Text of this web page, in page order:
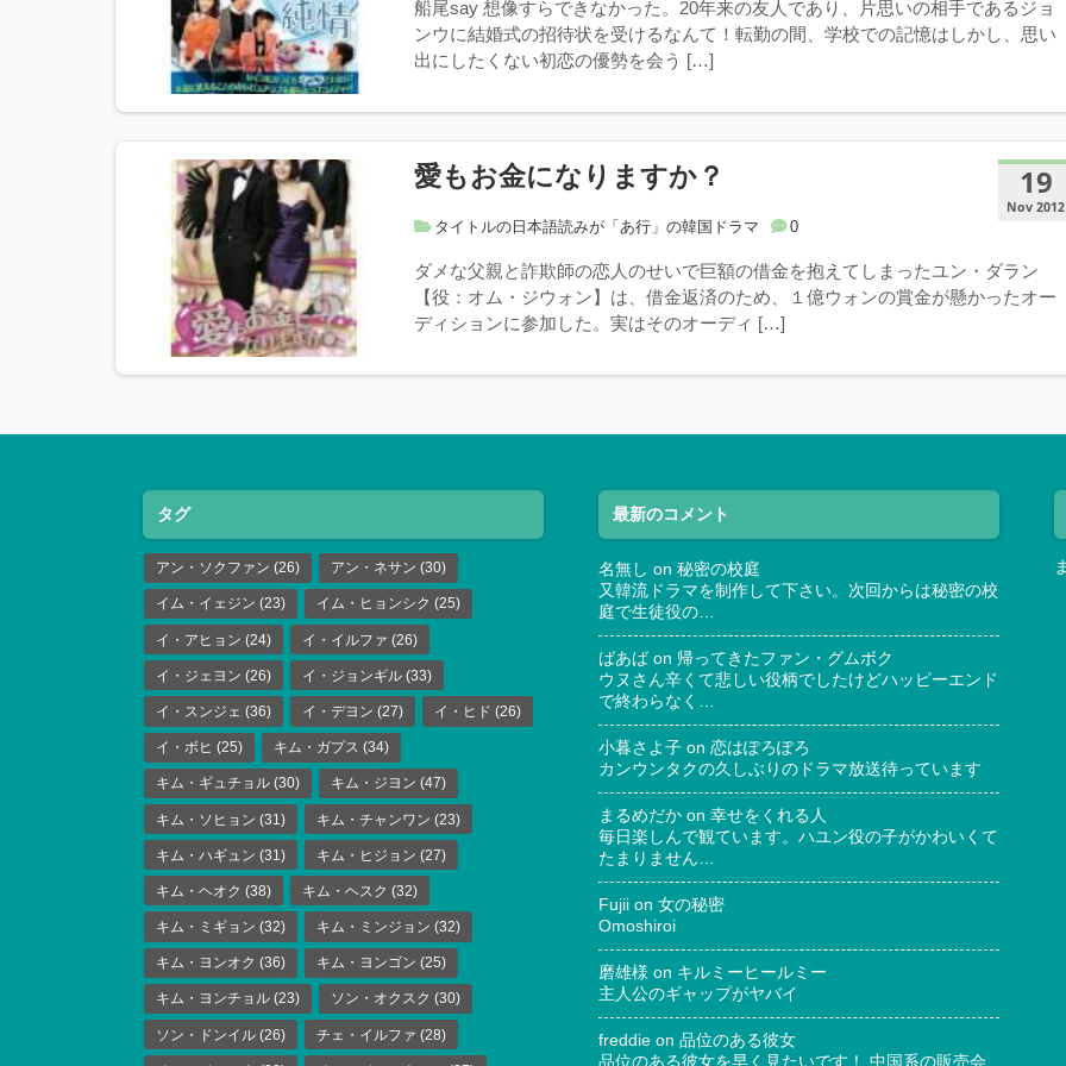
船尾say 想像すらできなかった。20年来の友人であり、片思いの相手であるジョ
ンウに結婚式の招待状を受けるなんて！転勤の間、学校での記憶はしかし、思い
出にしたくない初恋の優勢を会う […]
19
Nov 2012
愛もお金になりますか？
タイトルの日本語読みが「あ行」の韓国ドラマ 0
ダメな父親と詐欺師の恋人のせいで巨額の借金を抱えてしまったユン・ダラン
【役：オム・ジウォン】は、借金返済のため、１億ウォンの賞金が懸かったオー
ディションに参加した。実はそのオーディ […]
タグ
アン・ソクファン (26) アン・ネサン (30)
イム・イェジン (23) イム・ヒョンシク (25)
イ・アヒョン (24) イ・イルファ (26)
イ・ジェヨン (26) イ・ジョンギル (33)
イ・スンジェ (36) イ・デヨン (27) イ・ヒド (26)
イ・ボヒ (25) キム・ガプス (34)
キム・ギュチョル (30) キム・ジヨン (47)
キム・ソヒョン (31) キム・チャンワン (23)
キム・ハギュン (31) キム・ヒジョン (27)
キム・ヘオク (38) キム・ヘスク (32)
キム・ミギョン (32) キム・ミンジョン (32)
キム・ヨンオク (36) キム・ヨンゴン (25)
キム・ヨンチョル (23) ソン・オクスク (30)
ソン・ドンイル (26) チェ・イルファ (28)
最新のコメント
名無し on 秘密の校庭
又韓流ドラマを制作して下さい。次回からは秘密の校
庭で生徒役の…
ばあば on 帰ってきたファン・グムボク
ウヌさん辛くて悲しい役柄でしたけどハッピーエンド
で終わらなく…
小暮さよ子 on 恋はぽろぽろ
カンウンタクの久しぶりのドラマ放送待っています
まるめだか on 幸せをくれる人
毎日楽しんで観ています。ハユン役の子がかわいくて
たまりません…
Fujii on 女の秘密
Omoshiroi
磨雄様 on キルミーヒールミー
主人公のギャップがヤバイ
freddie on 品位のある彼女
品位のある彼女を早く見たいです！ 中国系の販売会